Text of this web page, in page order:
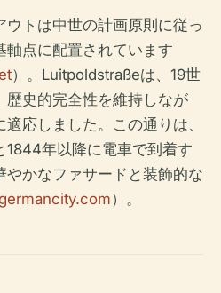
トは中世の計画原則に従っ
軸点に配置されています
）。Luitpoldstraßeは、19世
歴史的完全性を維持しなが
応しました。この通りは、
1844年以降に電車で到着す
やかなファサードと装飾的な
）。